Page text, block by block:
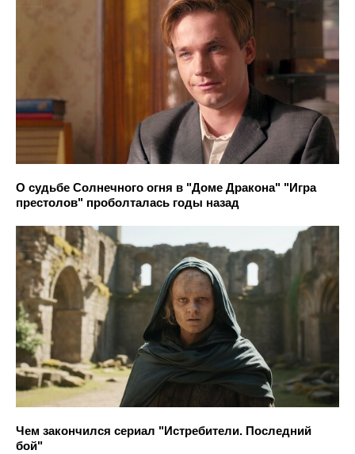
О судьбе Солнечного огня в "Доме Дракона" "Игра
престолов" проболталась годы назад
Чем закончился сериал "Истребители. Последний
бой"